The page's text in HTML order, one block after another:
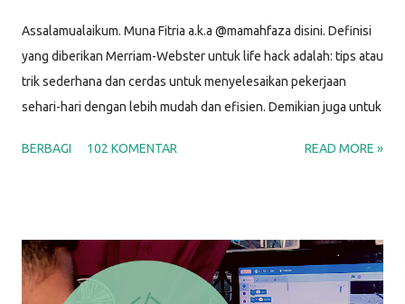
Assalamualaikum. Muna Fitria a.k.a @mamahfaza disini. Definisi
yang diberikan Merriam-Webster untuk life hack adalah: tips atau
trik sederhana dan cerdas untuk menyelesaikan pekerjaan
sehari-hari dengan lebih mudah dan efisien. Demikian juga untuk
membantu menyelesaikan masalah yang biasa kita hadapi dalam
lakukan, dan bisa Mamah coba lakukan juga. Life Hack #1: Dry
Erase Sheet di Kulkas Dry erase sheet yang aku maksud disini
BERBAGI 102 KOMENTAR READ MORE »